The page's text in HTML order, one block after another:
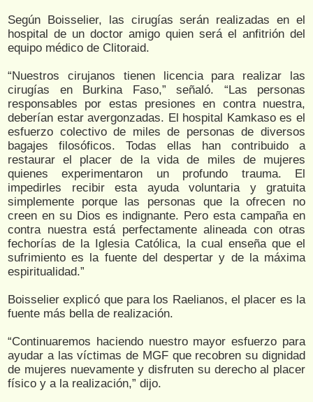
Según Boisselier, las cirugías serán realizadas en el
hospital de un doctor amigo quien será el anfitrión del
equipo médico de Clitoraid.
“Nuestros cirujanos tienen licencia para realizar las
cirugías en Burkina Faso,” señaló. “Las personas
responsables por estas presiones en contra nuestra,
deberían estar avergonzadas. El hospital Kamkaso es el
esfuerzo colectivo de miles de personas de diversos
bagajes filosóficos. Todas ellas han contribuido a
restaurar el placer de la vida de miles de mujeres
quienes experimentaron un profundo trauma. El
impedirles recibir esta ayuda voluntaria y gratuita
simplemente porque las personas que la ofrecen no
creen en su Dios es indignante. Pero esta campaña en
contra nuestra está perfectamente alineada con otras
fechorías de la Iglesia Católica, la cual enseña que el
sufrimiento es la fuente del despertar y de la máxima
espiritualidad.”
Boisselier explicó que para los Raelianos, el placer es la
fuente más bella de realización.
“Continuaremos haciendo nuestro mayor esfuerzo para
ayudar a las víctimas de MGF que recobren su dignidad
de mujeres nuevamente y disfruten su derecho al placer
físico y a la realización,” dijo.